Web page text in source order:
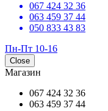
067 424 32 36
063 459 37 44
050 833 43 83
Пн-Пт 10-16
Close
Магазин
067 424 32 36
063 459 37 44